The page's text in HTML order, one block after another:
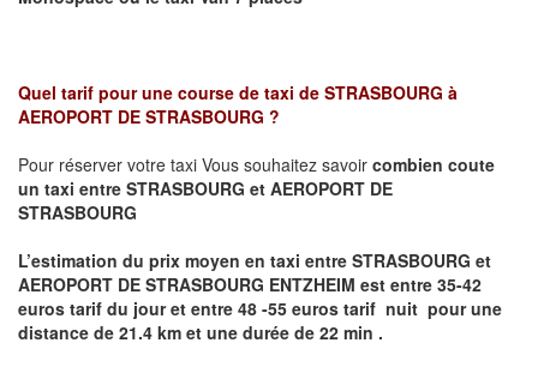
Quel tarif pour une course de taxi de STRASBOURG à
AEROPORT DE STRASBOURG ?
Pour réserver votre taxi Vous souhaitez savoir combien coute
un taxi entre STRASBOURG et AEROPORT DE
STRASBOURG
L’estimation du prix moyen en taxi entre STRASBOURG et
AEROPORT DE STRASBOURG ENTZHEIM est entre 35-42
euros tarif du jour et entre 48 -55 euros tarif nuit pour une
distance de 21.4 km et une durée de 22 min .